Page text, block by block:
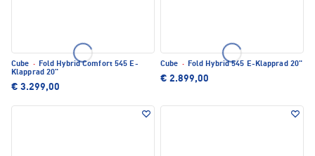
Cube · Fold Hybrid Comfort 545 E-
Klapprad 20"
€ 3.299,00
Cube · Fold Hybrid 545 E-Klapprad 20"
€ 2.899,00